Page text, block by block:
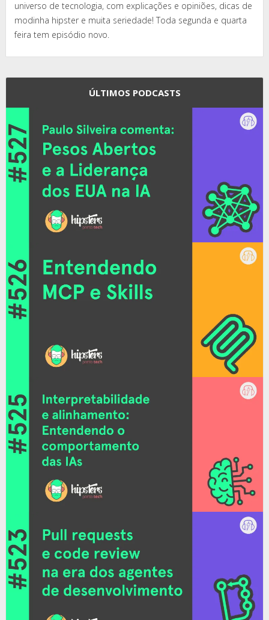
universo de tecnologia, com explicações e opiniões, dicas de
modinha hipster e muita seriedade! Toda segunda e quarta
feira tem episódio novo.
ÚLTIMOS PODCASTS